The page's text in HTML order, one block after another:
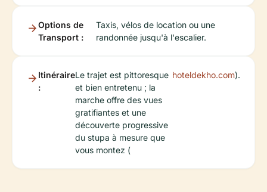
Options de
Transport :
Taxis, vélos de location ou une
randonnée jusqu'à l'escalier.
Itinéraire
:
Le trajet est pittoresque
et bien entretenu ; la
marche offre des vues
gratifiantes et une
découverte progressive
du stupa à mesure que
vous montez (
hoteldekho.com).